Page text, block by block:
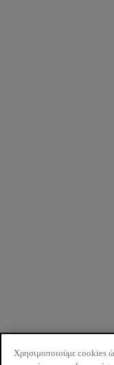
Χρησιμοποιούμε cookies